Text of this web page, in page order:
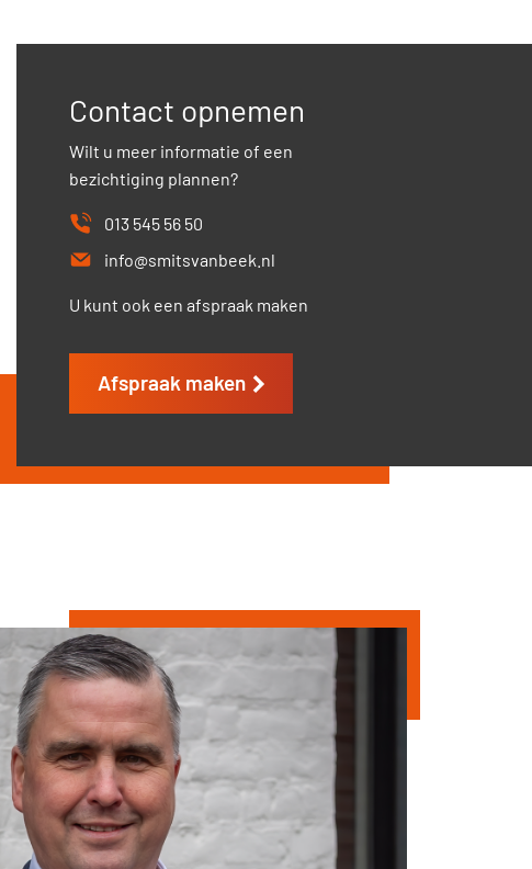
Contact opnemen
Wilt u meer informatie of een
bezichtiging plannen?
013 545 56 50
info@smitsvanbeek.nl
U kunt ook een afspraak maken
Afspraak maken